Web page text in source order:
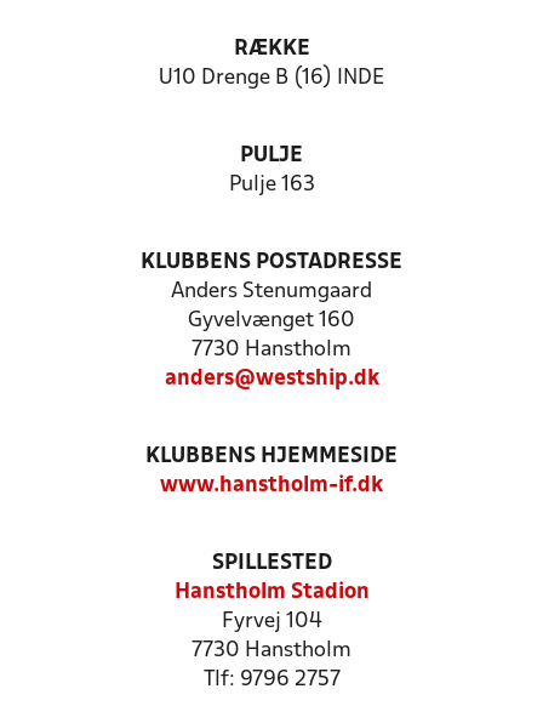
RÆKKE
U10 Drenge B (16) INDE
PULJE
Pulje 163
KLUBBENS POSTADRESSE
Anders Stenumgaard
Gyvelvænget 160
7730 Hanstholm
anders@westship.dk
KLUBBENS HJEMMESIDE
www.hanstholm-if.dk
SPILLESTED
Hanstholm Stadion
Fyrvej 104
7730 Hanstholm
Tlf: 9796 2757